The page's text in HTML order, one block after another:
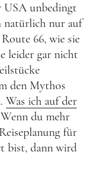
USA unbedingt
natürlich nur auf
66, wie sie
leider gar nicht
den Mythos
Was ich auf der
Wenn du mehr
für
bist, dann wird